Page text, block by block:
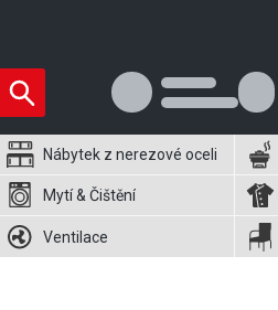
Nábytek z nerezové oceli
Mytí & Čištění
Ventilace